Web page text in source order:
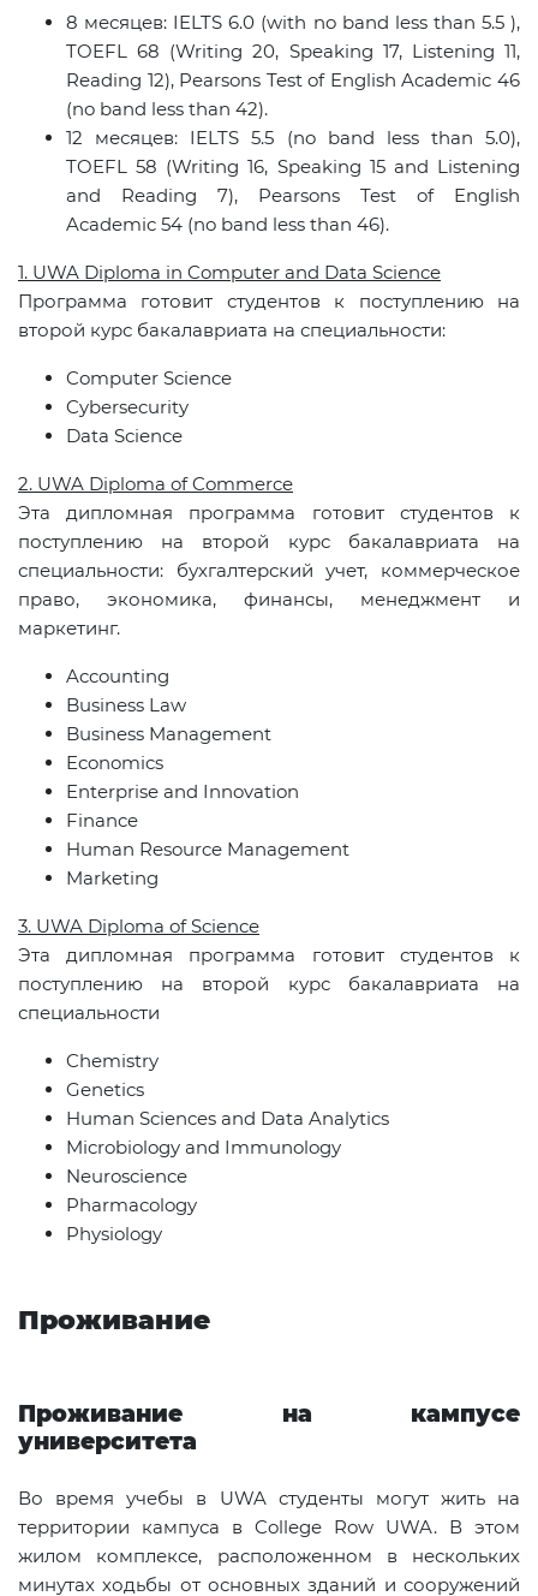
8 месяцев: IELTS 6.0 (with no band less than 5.5 ),
TOEFL 68 (Writing 20, Speaking 17, Listening 11,
Reading 12), Pearsons Test of English Academic 46
(no band less than 42).
12 месяцев: IELTS 5.5 (no band less than 5.0),
TOEFL 58 (Writing 16, Speaking 15 and Listening
and Reading 7), Pearsons Test of English
Academic 54 (no band less than 46).
1. UWA Diploma in Computer and Data Science
Программа готовит студентов к поступлению на
второй курс бакалавриата на специальности:
Computer Science
Cybersecurity
Data Science
2. UWA Diploma of Commerce
Эта дипломная программа готовит студентов к
поступлению на второй курс бакалавриата на
специальности: бухгалтерский учет, коммерческое
право, экономика, финансы, менеджмент и
маркетинг.
Accounting
Business Law
Business Management
Economics
Enterprise and Innovation
Finance
Human Resource Management
Marketing
3. UWA Diploma of Science
Эта дипломная программа готовит студентов к
поступлению на второй курс бакалавриата на
специальности
Chemistry
Genetics
Human Sciences and Data Analytics
Microbiology and Immunology
Neuroscience
Pharmacology
Physiology
Проживание
Проживание на кампусе
университета
Во время учебы в UWA студенты могут жить на
территории кампуса в College Row UWA. В этом
жилом комплексе, расположенном в нескольких
минутах ходьбы от основных зданий и сооружений